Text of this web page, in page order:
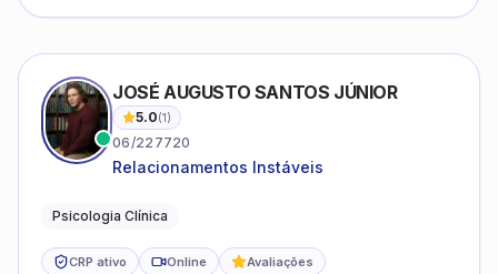
JOSÉ AUGUSTO SANTOS JÚNIOR
5.0(1)
06/227720
Relacionamentos Instáveis
Psicologia Clínica
CRP ativo Online Avaliações